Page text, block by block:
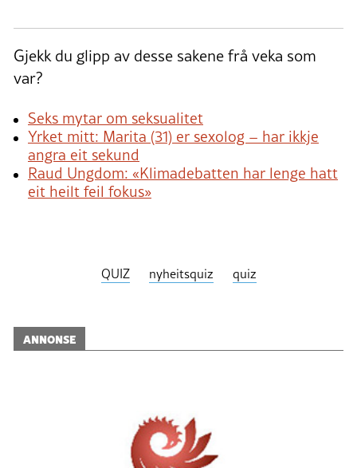
Gjekk du glipp av desse sakene frå veka som
var?
Seks mytar om seksualitet
Yrket mitt: Marita (31) er sexolog – har ikkje
angra eit sekund
Raud Ungdom: «Klimadebatten har lenge hatt
eit heilt feil fokus»
QUIZ nyheitsquiz quiz
ANNONSE